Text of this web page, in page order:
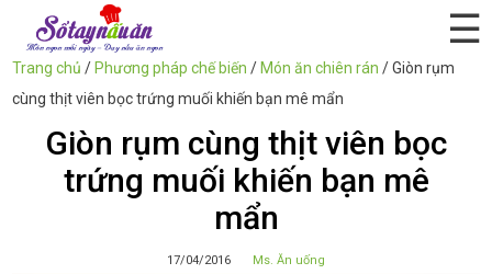
☰
Trang chủ / Phương pháp chế biến / Món ăn chiên rán /Giòn rụm
cùng thịt viên bọc trứng muối khiến bạn mê mẩn
Giòn rụm cùng thịt viên bọc
trứng muối khiến bạn mê
mẩn
17/04/2016 Ms. Ăn uống